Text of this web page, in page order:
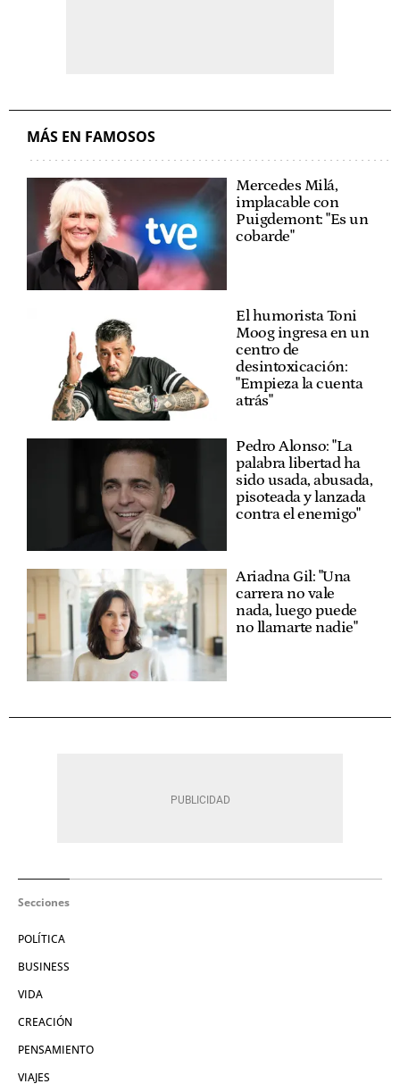
MÁS EN FAMOSOS
Mercedes Milá,
implacable con
Puigdemont: "Es un
cobarde"
El humorista Toni
Moog ingresa en un
centro de
desintoxicación:
"Empieza la cuenta
atrás"
Pedro Alonso: "La
palabra libertad ha
sido usada, abusada,
pisoteada y lanzada
contra el enemigo"
Ariadna Gil: "Una
carrera no vale
nada, luego puede
no llamarte nadie"
Secciones
POLÍTICA
BUSINESS
VIDA
CREACIÓN
PENSAMIENTO
VIAJES